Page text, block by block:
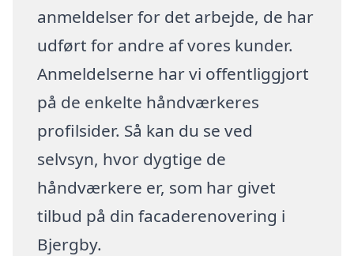
anmeldelser for det arbejde, de har
udført for andre af vores kunder.
Anmeldelserne har vi offentliggjort
på de enkelte håndværkeres
profilsider. Så kan du se ved
selvsyn, hvor dygtige de
håndværkere er, som har givet
tilbud på din facaderenovering i
Bjergby.